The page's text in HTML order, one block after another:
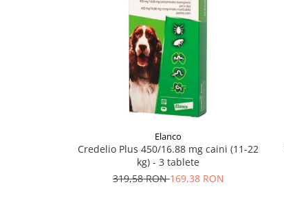
Elanco
Credelio Plus 450/16.88 mg caini (11-22
kg) - 3 tablete
319,58 RON169,38 RON